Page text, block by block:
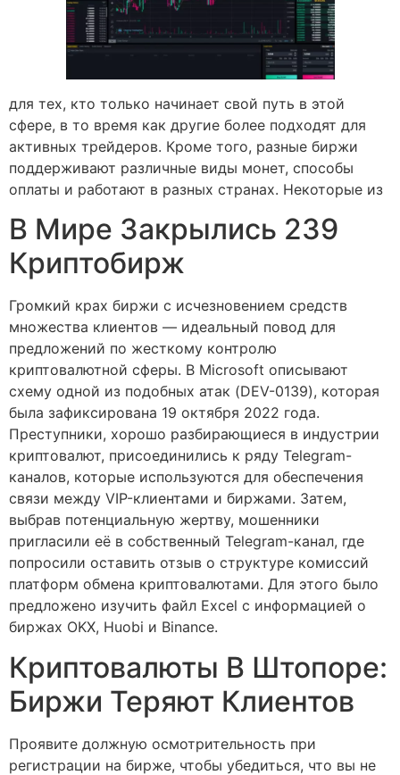
для тех, кто только начинает свой путь в этой
сфере, в то время как другие более подходят для
активных трейдеров. Кроме того, разные биржи
поддерживают различные виды монет, способы
оплаты и работают в разных странах. Некоторые из
В Мире Закрылись 239
Криптобирж
Громкий крах биржи с исчезновением средств
множества клиентов — идеальный повод для
предложений по жесткому контролю
криптовалютной сферы. В Microsoft описывают
схему одной из подобных атак (DEV-0139), которая
была зафиксирована 19 октября 2022 года.
Преступники, хорошо разбирающиеся в индустрии
криптовалют, присоединились к ряду Telegram-
каналов, которые используются для обеспечения
связи между VIP-клиентами и биржами. Затем,
выбрав потенциальную жертву, мошенники
пригласили её в собственный Telegram-канал, где
попросили оставить отзыв о структуре комиссий
платформ обмена криптовалютами. Для этого было
предложено изучить файл Excel с информацией о
биржах OKX, Huobi и Binance.
Криптовалюты В Штопоре:
Биржи Теряют Клиентов
Проявите должную осмотрительность при
регистрации на бирже, чтобы убедиться, что вы не